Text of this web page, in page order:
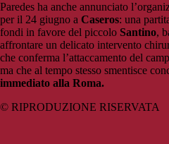
Paredes ha anche annunciato
per il 24 giugno a Caseros: una
fondi in favore del piccolo Santino,
affrontare un delicato intervento
che conferma l’attaccamento del
ma che al tempo stesso smentisce
immediato alla Roma.
© RIPRODUZIONE RISERVATA